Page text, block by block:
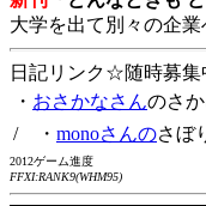
大学を出て別々の企
日記リンク☆随時募集
・ おさかなさんのさ
/ ・ monoさんのさぼ
2012ゲーム進度
FFXI:RANK9(WHM95)